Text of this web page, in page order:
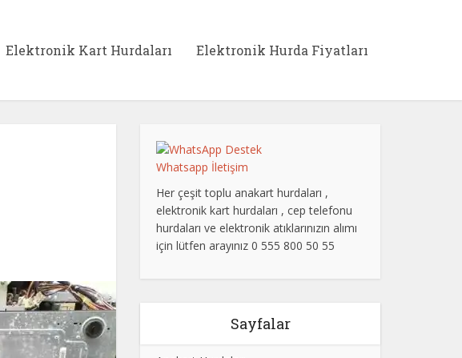
Elektronik Kart Hurdaları Elektronik Hurda Fiyatları
Whatsapp İletişim
Her çeşit toplu anakart hurdaları ,
elektronik kart hurdaları , cep telefonu
hurdaları ve elektronik atıklarınızın alımı
için lütfen arayınız 0 555 800 50 55
Sayfalar